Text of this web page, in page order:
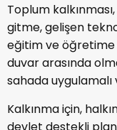
Toplum
gitme, gelişen
eğitim ve
duvar arasında
sahada uygulamalı
Kalkınma için,